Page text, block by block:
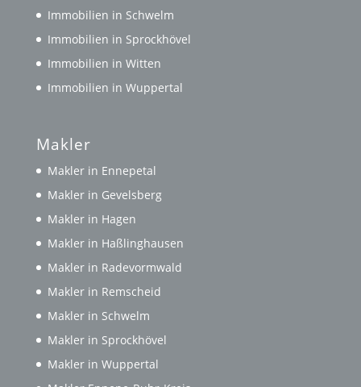
Immobilien in Schwelm
Immobilien in Sprockhövel
Immobilien in Witten
Immobilien in Wuppertal
Makler
Makler in Ennepetal
Makler in Gevelsberg
Makler in Hagen
Makler in Haßlinghausen
Makler in Radevormwald
Makler in Remscheid
Makler in Schwelm
Makler in Sprockhövel
Makler in Wuppertal